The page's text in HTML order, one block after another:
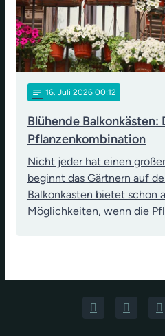
notes 16. Juli 2026 00:12
Blühende
Pflanzenkombination
Nicht jeder hat einen
beginnt das Gärtnern auf
Balkonkasten bietet schon
Möglichkeiten, wenn die